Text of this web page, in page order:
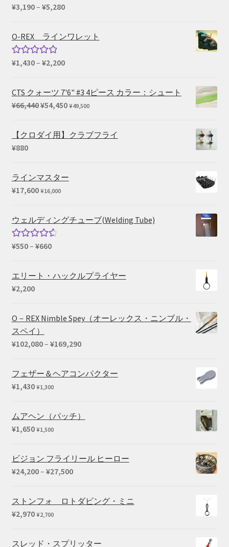
5段階中
¥3,190– ¥5,280価
帯:
O-REX ラインワレット
5段階中
¥1,430– ¥2,200価
帯:
CTS クォーツ 7'6" #3 4ピース カラー：シュート
¥66,440元
価
で
し
¥54,450現
の
¥54,450
¥49,500
【クロダイ用】クラブフライ
¥880
ラインマスター
¥17,600 ¥16,000
ウェルディングチューブ(Welding Tube)
5段階中
¥550– ¥660価
エリート・ハックルプライヤー
¥2,200
O－REX Nimble Spey（オーレックス・ニンブル・
スペイ）
¥102,080– ¥169,290価
¥102,080
フェザー＆ヘアコンパクター
¥1,430 ¥1,300
ムアヘン（パッチ）
¥1,650 ¥1,500
ビジョン フライリール ヒーロー
¥24,200– ¥27,500価
帯:
¥24,200
ストンフォ ロトダビング・ミニ
¥2,970 ¥2,700
スレッド・スプリッター